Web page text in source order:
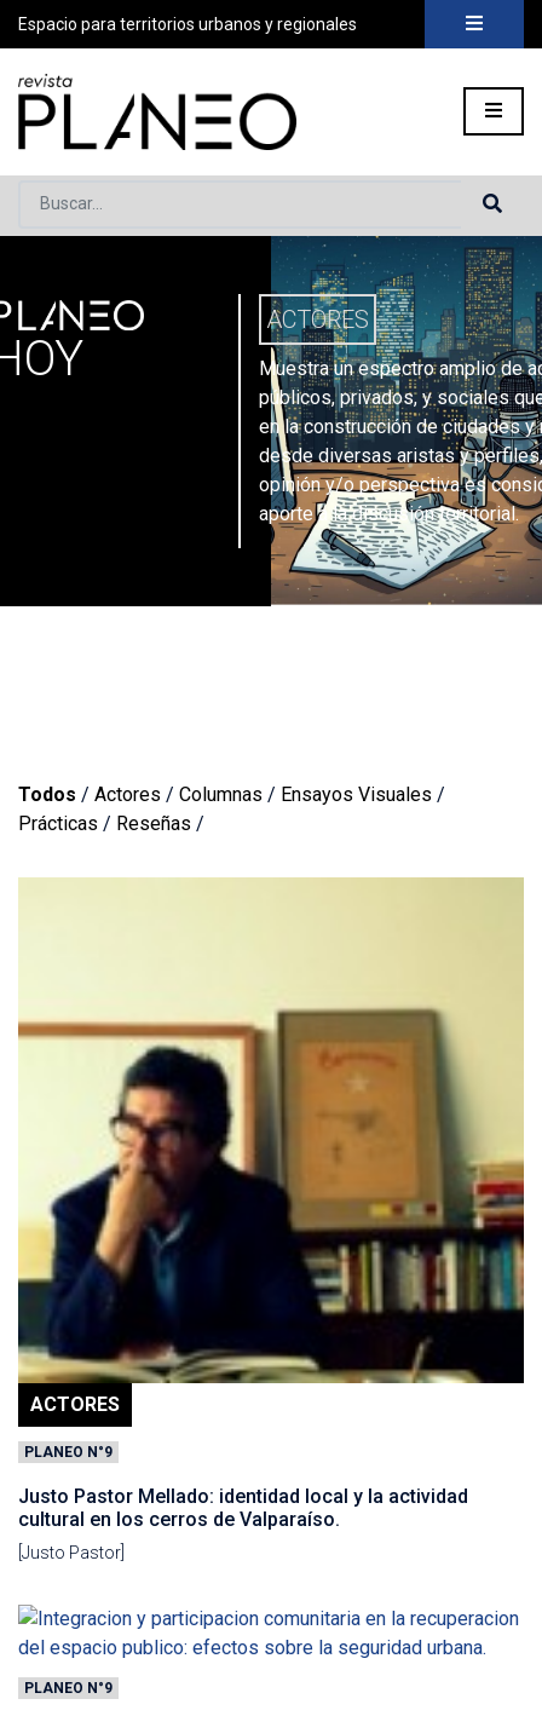
Espacio para territorios urbanos y regionales
Buscar...
» Secciones Página 10
ACTORES
Muestra un espectro amplio de
públicos, privados, y sociales
en la construcción de ciudades y
desde diversas aristas y
opinión y/o perspectiva es
aporte a la discusión territorial.
Todos / Actores / Columnas / Ensayos Visuales /
Prácticas / Reseñas /
ACTORES
PLANEO N°9
Justo Pastor Mellado: identidad local y la actividad
cultural en los cerros de Valparaíso.
[Justo Pastor]
PLANEO N°9